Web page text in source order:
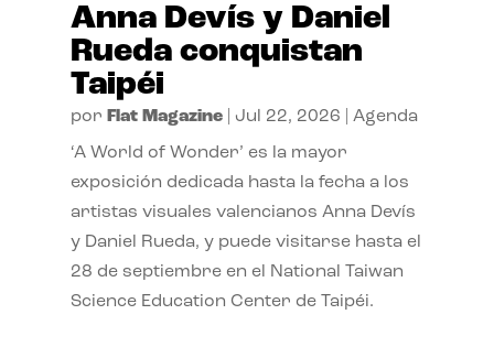
Anna Devís y Daniel
Rueda conquistan
Taipéi
por Flat Magazine| Jul 22, 2026 Agenda
‘A World of Wonder’ es la mayor
exposición dedicada hasta la fecha a los
artistas visuales valencianos Anna Devís
y Daniel Rueda, y puede visitarse hasta el
28 de septiembre en el National Taiwan
Science Education Center de Taipéi.